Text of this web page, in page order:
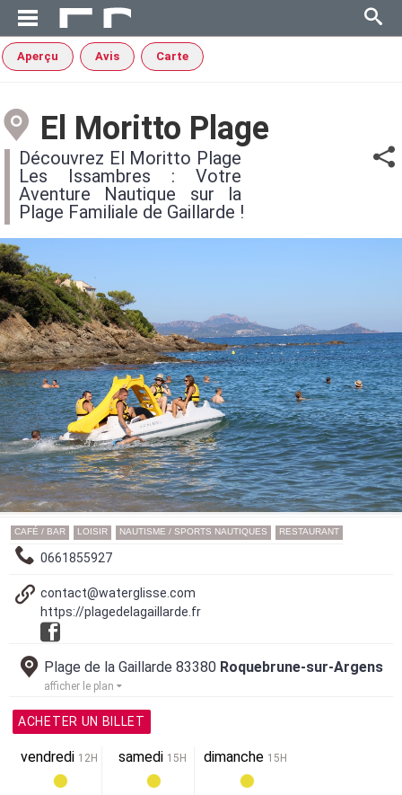
Aperçu Avis Carte
El Moritto Plage
Découvrez El Moritto Plage
Les Issambres : Votre
Aventure Nautique sur la
Plage Familiale de Gaillarde !
CAFÉ / BAR LOISIR NAUTISME / SPORTS NAUTIQUES RESTAURANT
0661855927
contact@waterglisse.com
https://plagedelagaillarde.fr
Plage de la Gaillarde 83380 Roquebrune-sur-Argens
afficher le plan
ACHETER UN BILLET
vendredi 12H samedi 15H dimanche 15H